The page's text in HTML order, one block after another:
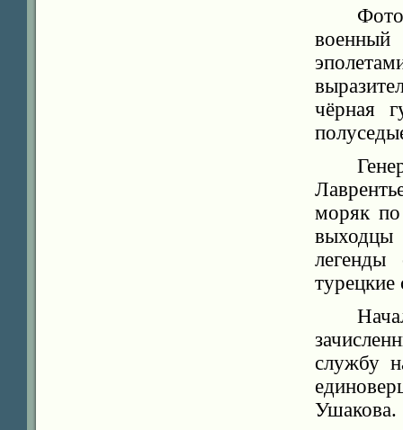
чёрная
моряк
турецкие
службу
Ушакова.